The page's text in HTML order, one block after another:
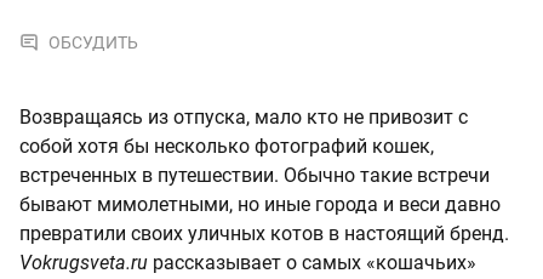
ОБСУДИТЬ
Возвращаясь из отпуска, мало кто не привозит с
собой хотя бы несколько фотографий кошек,
встреченных в путешествии. Обычно такие встречи
бывают мимолетными, но иные города и веси давно
превратили своих уличных котов в настоящий бренд.
Vokrugsveta.ru рассказывает о самых «кошачьих»